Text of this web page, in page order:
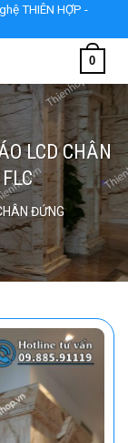
THIÊN HỢP -
0
LCD CHÂN
ĐỨNG